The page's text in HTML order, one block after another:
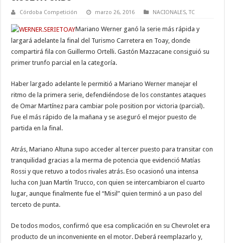
Córdoba Competición marzo 26, 2016 NACIONALES,TC
Mariano Werner ganó la serie más rápida y
largará adelante la final del Turismo Carretera en Toay, donde
compartirá fila con Guillermo Ortelli. Gastón Mazzacane consiguió su
primer trunfo parcial en la categoría.
Haber largado adelante le permitió a Mariano Werner manejar el
ritmo de la primera serie, defendiéndose de los constantes ataques
de Omar Martínez para cambiar pole position por victoria (parcial).
Fue el más rápido de la mañana y se aseguró el mejor puesto de
partida en la final.
Atrás, Mariano Altuna supo acceder al tercer puesto para transitar con
tranquilidad gracias a la merma de potencia que evidenció Matías
Rossi y que retuvo a todos rivales atrás. Eso ocasionó una intensa
lucha con Juan Martín Trucco, con quien se intercambiaron el cuarto
lugar, aunque finalmente fue el “Misil” quien terminó a un paso del
terceto de punta.
De todos modos, confirmó que esa complicación en su Chevrolet era
producto de un inconveniente en el motor. Deberá reemplazarlo y,